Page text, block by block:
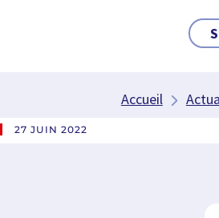
Accueil
27 JUIN 2022